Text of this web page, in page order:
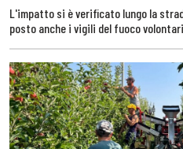
L'impatto si è verificato lungo la
posto anche i vigili del fuoco